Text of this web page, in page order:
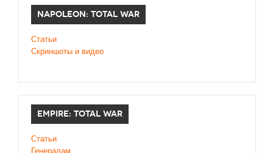
NAPOLEON: TOTAL WAR
Статьи
Скриншоты и видео
EMPIRE: TOTAL WAR
Статьи
Генералам